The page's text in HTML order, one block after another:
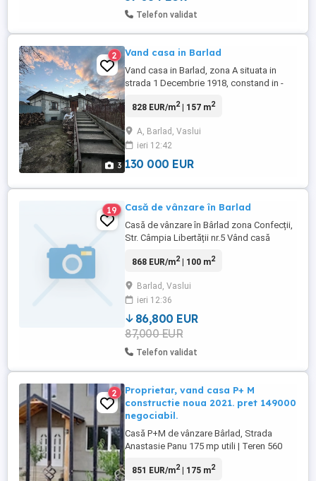
Telefon validat
3
2 Vand casa in Barlad
Vand casa in Barlad, zona A situata in
strada 1 Decembrie 1918, constand in -
construit in 1983 din cadre de beton armat
metri patrati- 4 camere, baie, bucatarie
foarte mare -suprafata desfasurata 157
metri patrati ( se ...
828 EUR/m2| 157 m2
A, Barlad, Vaslui
ieri 12:42
130 000 EUR
19 Casă de vânzare în Barlad
Casă de vânzare în Bârlad zona Confecții,
Str. Câmpia Libertății nr.5 Vând casă
poziționată din Bârlad (zona Confecții), pe
300 mp Suprafață utilă casă: 100 mp
Construcție din cărămidă, solidă și bine
întreținută ...
868 EUR/m2| 100 m2
Barlad, Vaslui
ieri 12:36
86,800 EUR
87,000 EUR
Telefon validat
2
Proprietar, vand casa P+ M
constructie noua 2021. pret 149000
negociabil.
Casă P+M de vânzare Bârlad, Strada
Anastasie Panu 175 mp utili | Teren 560
vânzare o casă Parter + Mansardă,
851 EUR/m2| 175 m2